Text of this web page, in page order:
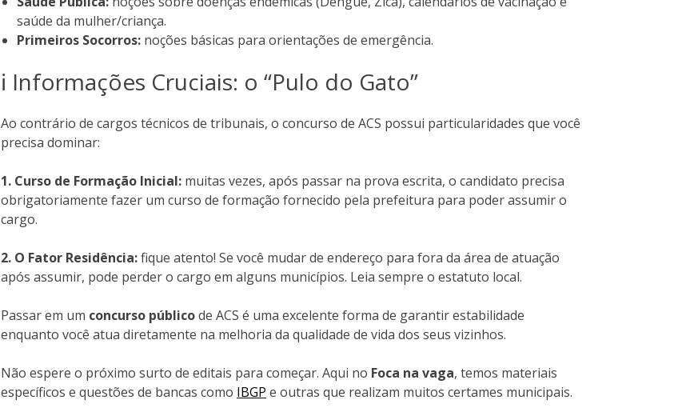
saúde da mulher/criança.
Primeiros Socorros: noções básicas para orientações de emergência.
ℹ️ Informações Cruciais: o “Pulo do Gato”
Ao contrário de cargos técnicos de tribunais, o concurso de ACS possui particularidades que você
precisa dominar:
1. Curso de Formação Inicial: muitas vezes, após passar na prova escrita, o candidato precisa
obrigatoriamente fazer um curso de formação fornecido pela prefeitura para poder assumir o
cargo.
2. O Fator Residência:fique atento! Se você mudar de endereço para fora da área de atuação
após assumir, pode perder o cargo em alguns municípios. Leia sempre o estatuto local.
Passar em um concurso públicode ACS é uma excelente forma de garantir estabilidade
enquanto você atua diretamente na melhoria da qualidade de vida dos seus vizinhos.
Não espere o próximo surto de editais para começar. Aqui no Foca na vaga, temos materiais
específicos e questões de bancas como IBGP e outras que realizam muitos certames municipais.